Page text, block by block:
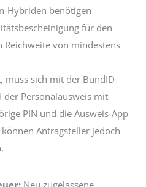
Hybriden benötigen
für den
Reichweite von mindestens
muss sich mit der BundID
Personalausweis mit
PIN und die Ausweis-App
Antragsteller jedoch
Neu zugelassene